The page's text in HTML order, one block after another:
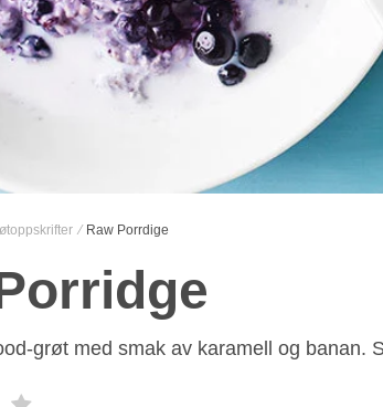
Raw Porrdige
grøt med smak av karamell og banan.